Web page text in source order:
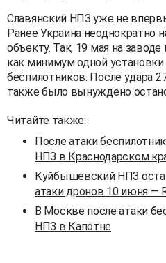
Славянский НПЗ уже не
Ранее Украина неоднократно
объекту. Так, 19 мая на
как минимум одной установки
беспилотников. После удара
также было вынуждено
Читайте также:
После атаки
НПЗ в Краснодарском
Куйбышевский НПЗ
атаки дронов 10 июня —
В Москве после атаки
НПЗ в Капотне